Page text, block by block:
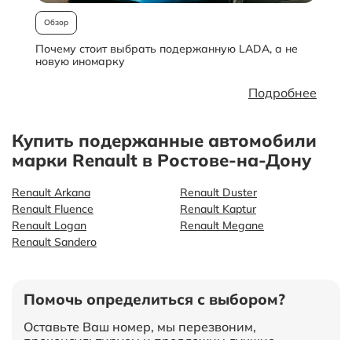
Обзор
Почему стоит выбрать подержанную LADA, а не
новую иномарку
Подробнее
Купить подержанные автомобили
марки Renault в Ростове-на-Дону
Renault Arkana
Renault Duster
Renault Fluence
Renault Kaptur
Renault Logan
Renault Megane
Renault Sandero
Помочь определиться с выбором?
Оставьте Ваш номер, мы перезвоним,